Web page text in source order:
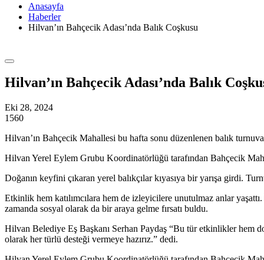
Anasayfa
Haberler
Hilvan’ın Bahçecik Adası’nda Balık Coşkusu
Hilvan’ın Bahçecik Adası’nda Balık
Eki 28, 2024
1560
Hilvan’ın Bahçecik Mahallesi bu hafta sonu düzenlenen balık
Hilvan Yerel Eylem Grubu Koordinatörlüğü tarafından Bahçecik
Doğanın keyfini çıkaran yerel balıkçılar kıyasıya bir yarışa girdi.
Etkinlik hem katılımcılara hem de izleyicilere unutulmaz anlar
zamanda sosyal olarak da bir araya gelme fırsatı buldu.
Hilvan Belediye Eş Başkanı Serhan Paydaş “Bu tür etkinlikler hem
olarak her türlü desteği vermeye hazırız.” dedi.